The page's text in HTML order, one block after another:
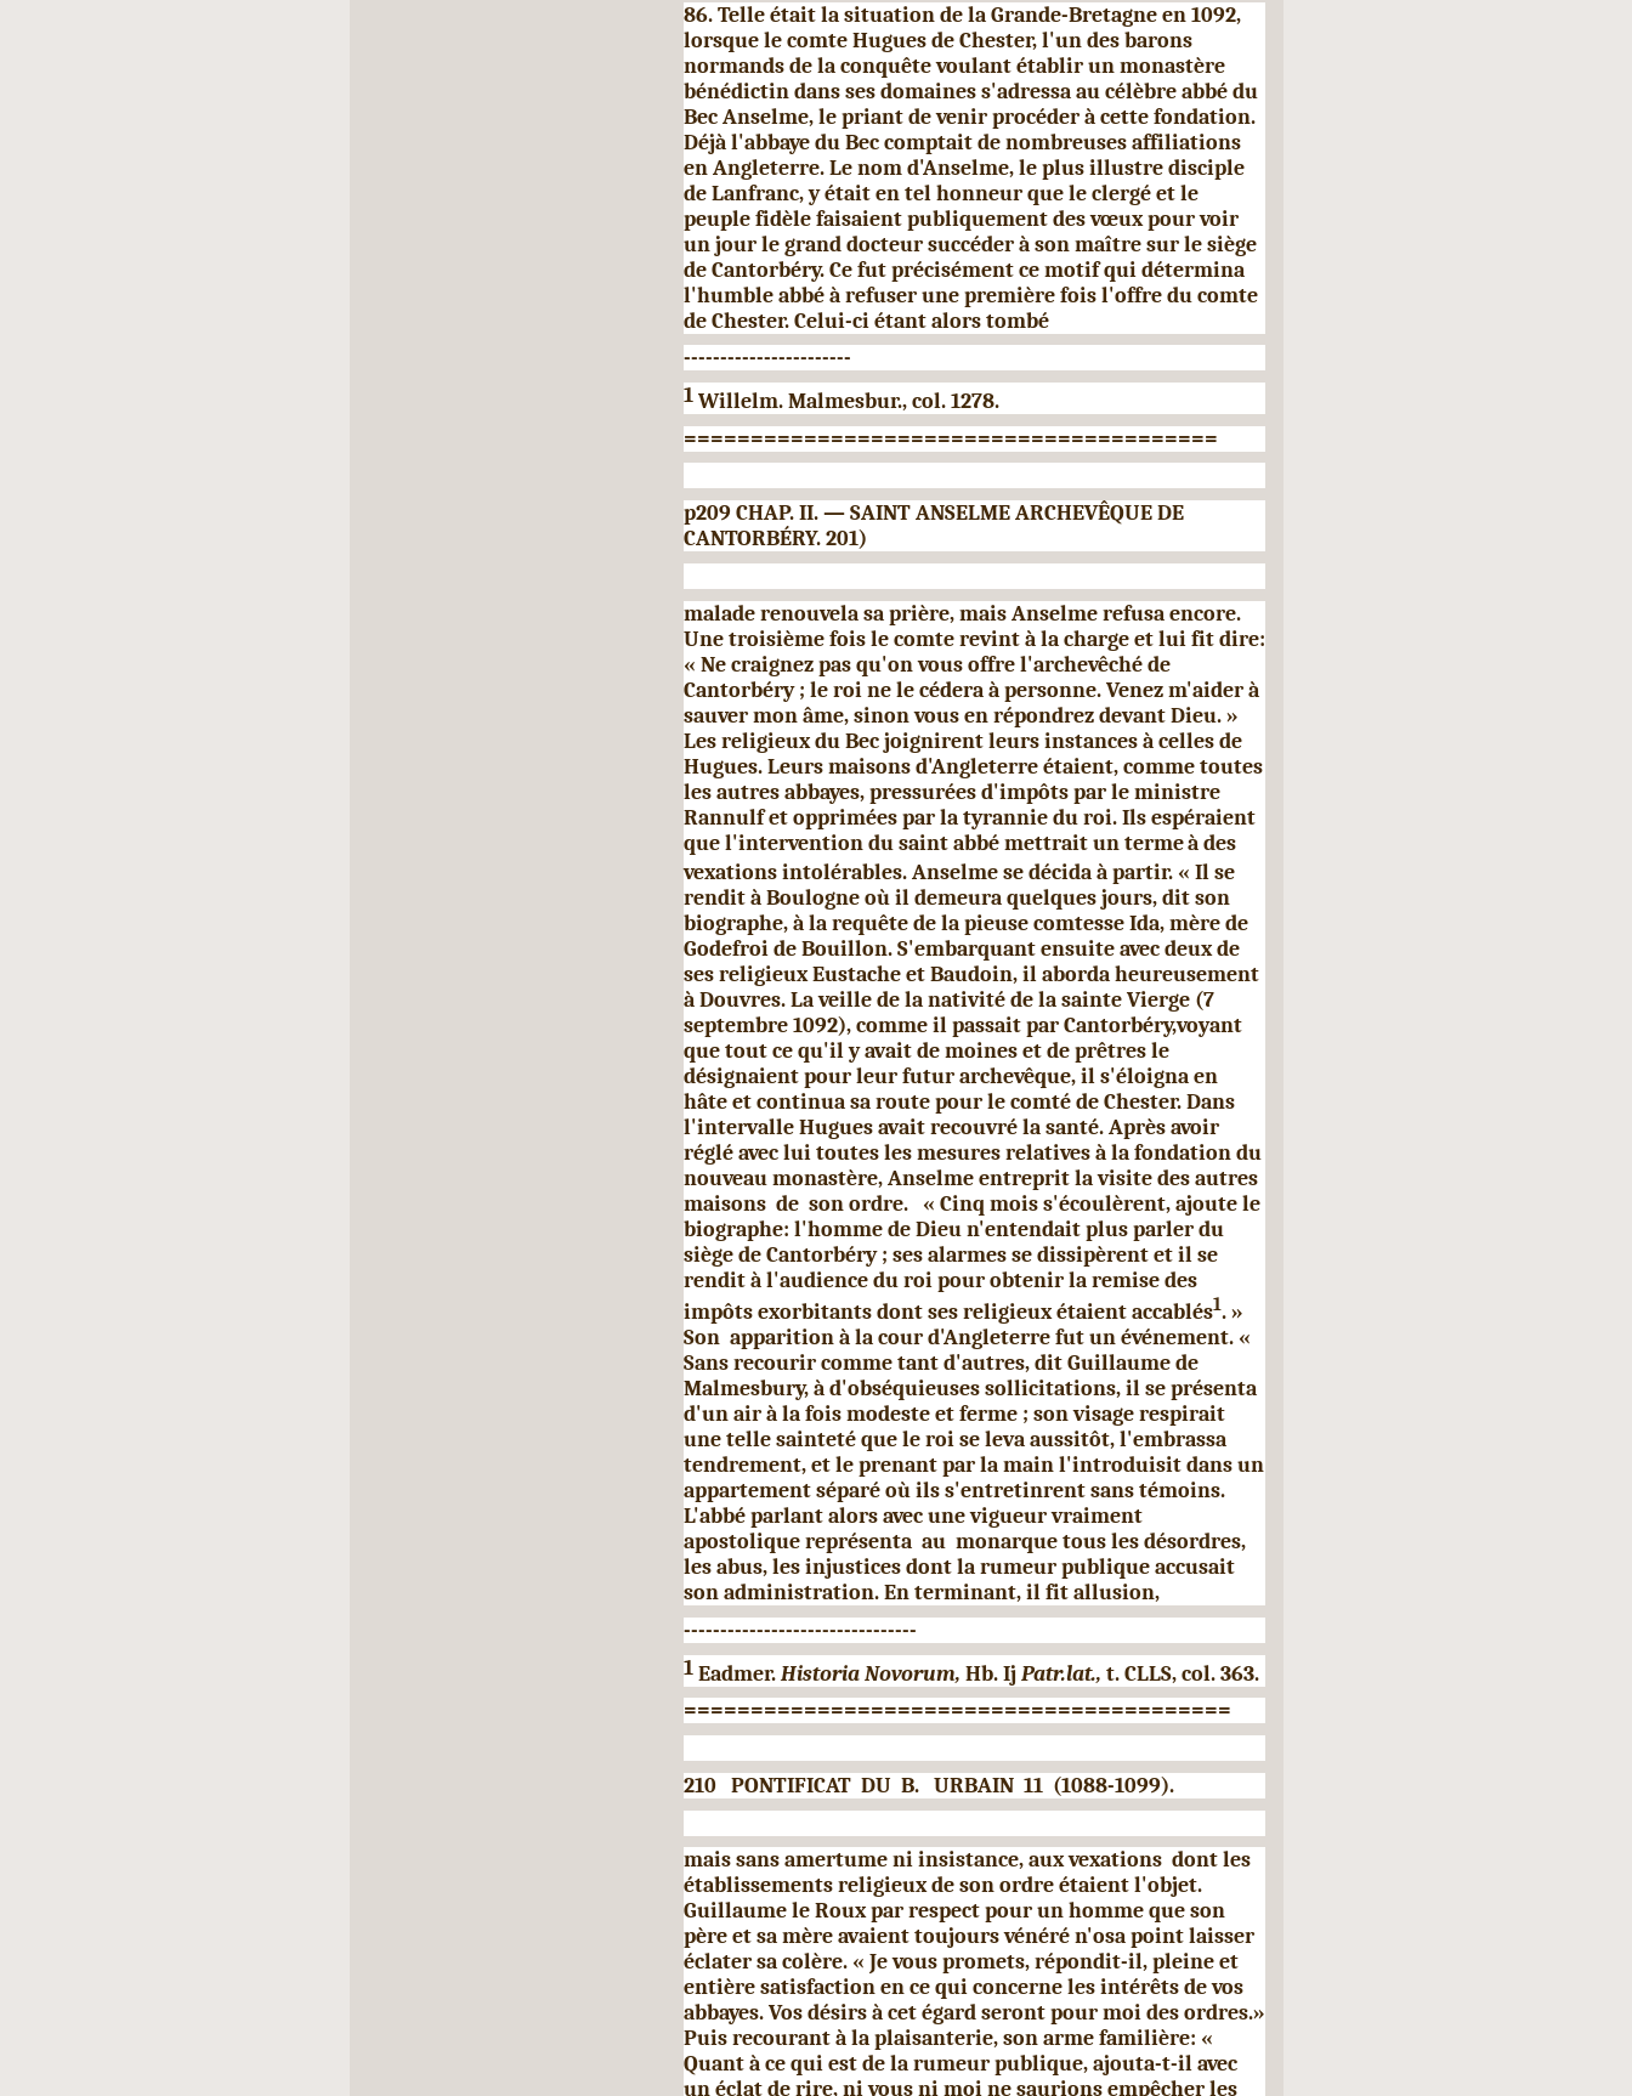
86. Telle était la situation de la Grande-Bretagne en 1092,
lorsque le comte Hugues de Chester, l'un des barons
normands de la con­quête voulant établir un monastère
bénédictin dans ses domaines s'adressa au célèbre abbé du
Bec Anselme, le priant de venir pro­céder à cette fondation.
Déjà l'abbaye du Bec comptait de nombreu­ses affiliations
en Angleterre. Le nom d'Anselme, le plus illustre disciple
de Lanfranc, y était en tel honneur que le clergé et le
peuple fidèle faisaient publiquement des vœux pour voir
un jour le grand docteur succéder à son maître sur le siège
de Cantorbéry. Ce fut pré­cisément ce motif qui détermina
l'humble abbé à refuser une pre­mière fois l'offre du comte
de Chester. Celui-ci étant alors tombé
-----------------------
1 Willelm. Malmesbur., col. 1278.
========================================
p209 CHAP.II.—SAINT ANSELME ARCHEVÊQUE DE
CANTORBÉRY. 201)
malade renouvela sa prière, mais Anselme refusa encore.
Une troi­sième fois le comte revint à la charge et lui fit dire:
« Ne craignezpas qu'on vous offre l'archevêché de
Cantorbéry ; le roi ne le cédera à personne. Venez m'aider à
sauver mon âme, sinon vous en répon­drez devant Dieu. »
Les religieux du Bec joignirent leurs instances à celles de
Hugues. Leurs maisons d'Angleterre étaient, comme toutes
les autres abbayes, pressurées d'impôts par le ministre
Rannulf et opprimées par la tyrannie du roi. Ils espéraient
que l'intervention du saint abbé mettrait un termeà des
vexations intolérables. Anselme se décida à partir. « Il se
rendit à Boulogne où il demeura quelques jours, dit son
biographe, à la requête de la pieuse comtesse Ida, mère de
Godefroi de Bouillon. S'embarquant ensuite avec deux de
ses re­ligieux Eustache et Baudoin, il aborda heureusement
à Douvres. La veille de la nativité de la sainte Vierge (7
septembre 1092), comme il passait par Cantorbéry,voyant
que tout ce qu'il y avait de moines et de prêtres le
désignaient pour leur futur archevêque, il s'éloigna en
hâte et continua sa route pour le comté de Chester. Dans
l'inter­valle Hugues avait recouvré la santé. Après avoir
réglé avec lui tou­tes les mesures relatives à la fondation du
nouveau monastère, An­selme entreprit la visite des autres
maisons de son ordre. « Cinq mois s'écoulèrent, ajoute le
biographe: l'homme de Dieu n'entendait plus parler du
siège de Cantorbéry ; ses alarmes se dissipèrent et il se
rendit à l'audience du roi pour obtenir la remise des
impôts exor­bitants dont ses religieux étaient accablés1. »
Son apparition à la cour d'Angleterre fut un événement. «
Sans recourir comme tant d'autres, dit Guillaume de
Malmesbury, à d'obséquieuses sollicita­tions, il se présenta
d'un air à la fois modeste et ferme ; son visage respirait
une telle sainteté que le roi se leva aussitôt, l'embrassa
tendrement, et le prenant par la main l'introduisit dans un
apparte­ment séparé où ils s'entretinrent sans témoins.
L'abbé parlant alors avec une vigueur vraiment
apostolique représenta au monarque tous les désordres,
les abus, les injustices dont la rumeur publique accusait
son administration. En terminant, il fit allusion,
--------------------------------
1Eadmer.Historia Novorum, Hb. IjPatr.lat., t. CLLS, col. 363.
=========================================
210 PONTIFICATDU B. URBAIN 11 (1088-1099).
mais sans amertume ni insistance, aux vexations dont les
établissements re­ligieux de son ordre étaient l'objet.
Guillaume le Roux par respect pour un homme que son
père et sa mère avaient toujours vénéré n'osa point laisser
éclater sa colère. « Je vous promets, répondit-il, pleine et
entière satisfaction en ce qui concerne les intérêts de vos
abbayes. Vos désirs à cet égard seront pour moi des ordres.»
Puis recourant à la plaisanterie, son arme familière: «
Quant à ce qui est de la rumeur publique, ajouta-t-il avec
un éclat de rire, ni vous ni moi ne saurions empêcher les